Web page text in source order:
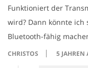
Funktioniert der
wird? Dann könnte ich
Bluetooth-fähig
CHRISTOS 5 JAHREN